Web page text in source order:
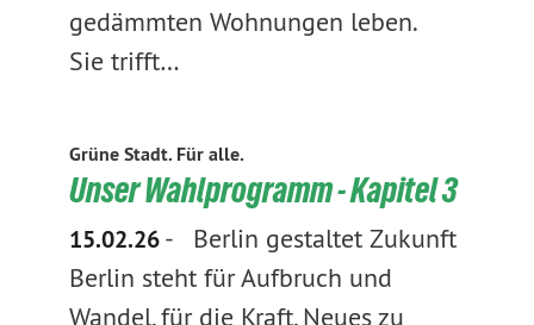
gedämmten Wohnungen leben.
Sie trifft…
Grüne Stadt. Für alle.
Unser Wahlprogramm - Kapitel 3
15.02.26-
Berlin gestaltet Zukunft
Berlin steht für Aufbruch und
Wandel, für die Kraft, Neues zu